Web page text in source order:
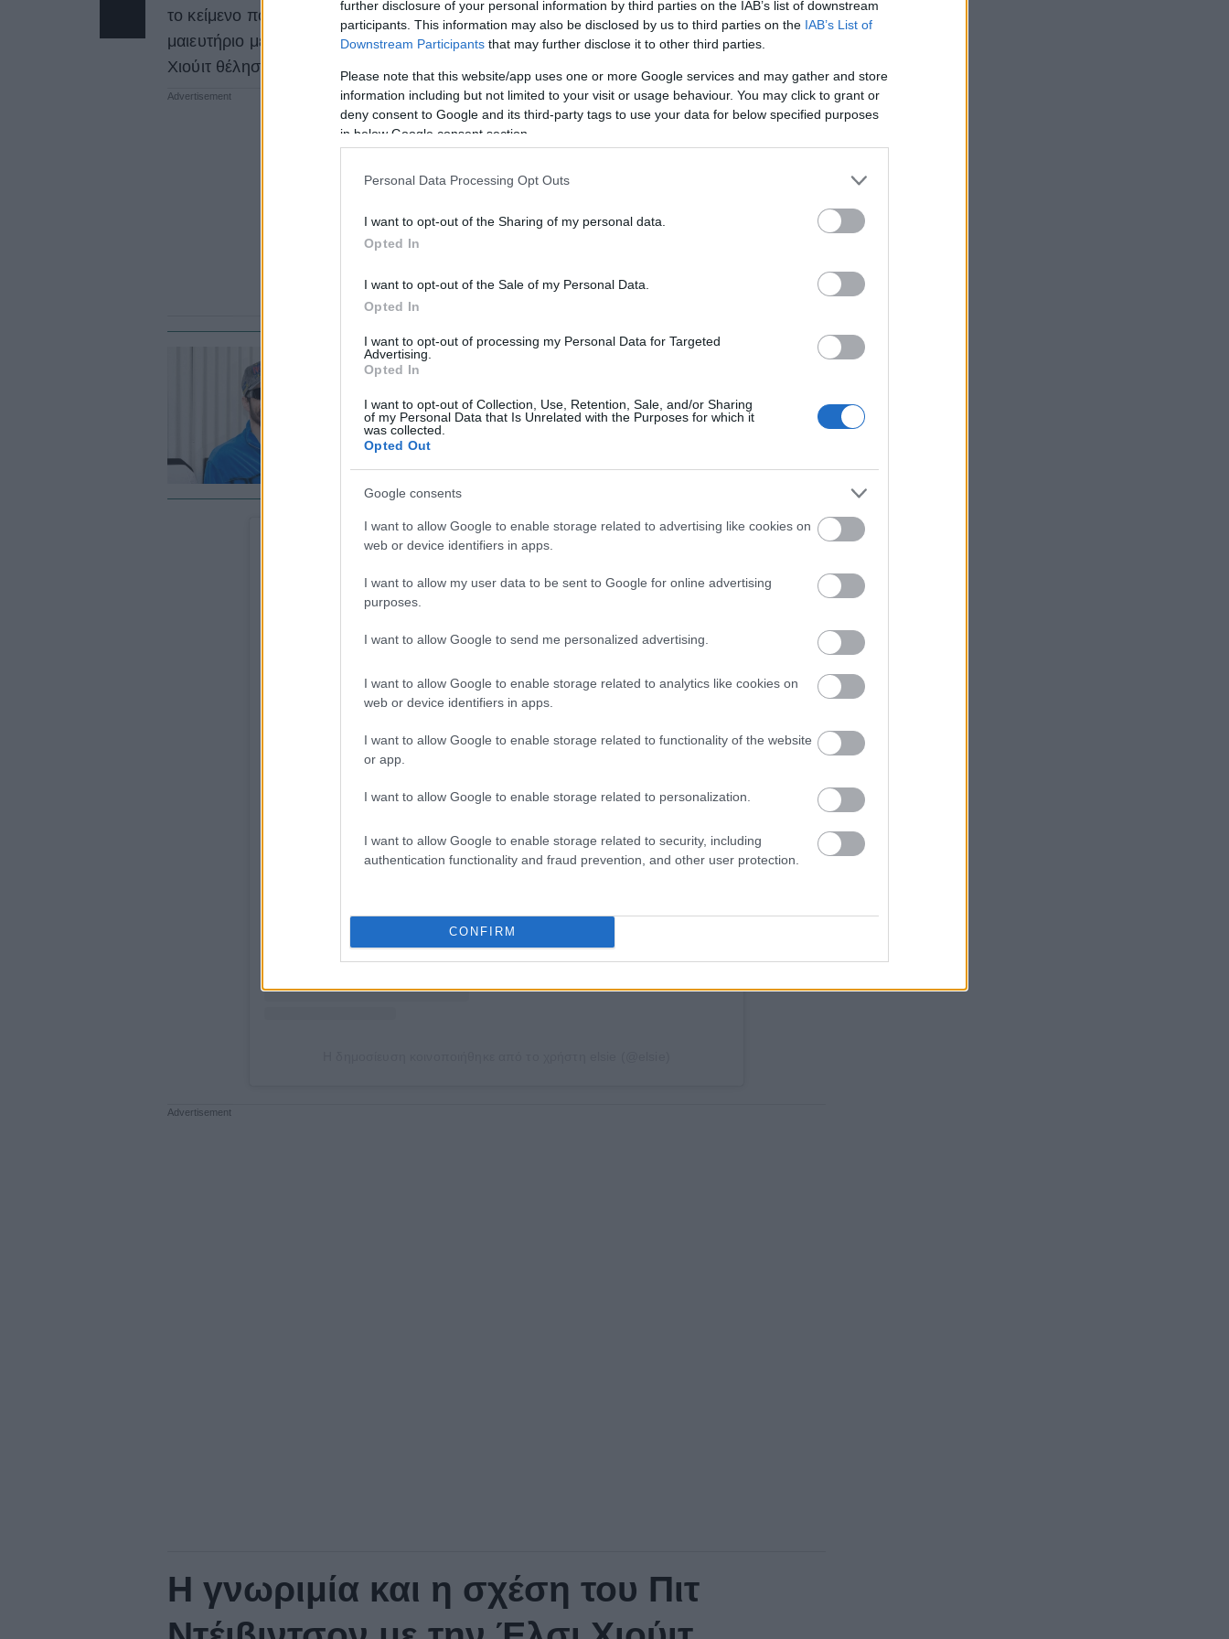
further disclosure of your personal information by third parties on the IAB’s list of downstream
participants. This information may also be disclosed by us to third parties on the IAB’s List of
Downstream Participants that may further disclose it to other third parties.
Please note that this website/app uses one or more Google services and may gather and store
information including but not limited to your visit or usage behaviour. You may click to grant or
deny consent to Google and its third-party tags to use your data for below specified purposes
in below Google consent section.
Personal Data Processing Opt Outs
I want to opt-out of the Sharing of my personal data.
Opted In
I want to opt-out of the Sale of my Personal Data.
Opted In
I want to opt-out of processing my Personal Data for Targeted
Advertising.
Opted In
I want to opt-out of Collection, Use, Retention, Sale, and/or Sharing
of my Personal Data that Is Unrelated with the Purposes for which it
was collected.
Opted Out
Google consents
I want to allow Google to enable storage related to advertising like cookies on
web or device identifiers in apps.
I want to allow my user data to be sent to Google for online advertising
purposes.
I want to allow Google to send me personalized advertising.
I want to allow Google to enable storage related to analytics like cookies on
web or device identifiers in apps.
I want to allow Google to enable storage related to functionality of the website
or app.
I want to allow Google to enable storage related to personalization.
I want to allow Google to enable storage related to security, including
authentication functionality and fraud prevention, and other user protection.
CONFIRM
το κείμενο που συνόδευσε τη λεζάντα της ανάρτησής της. Από τις πρώτες στιγμές στο
μαιευτήριο μέχρι την επιστροφή στο σπίτι και την καινούργια καθημερινότητα, η Έλσι
Χιούιτ θέλησε να μοιραστεί τη νέα πραγματικότητα στη ζωή της.
CELEBRITIES
«δεν μπορεί να κόψει», μετά την απεξάρτηση από
την κεταμίνη
Η γνωριμία και η σχέση του Πιτ